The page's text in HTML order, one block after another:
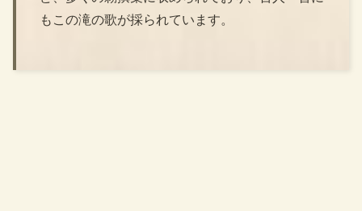
もこの滝の歌が採られています。